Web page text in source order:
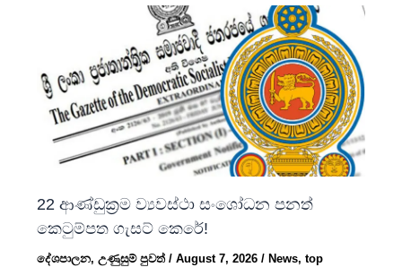
22 ආණ්ඩුක්‍රම ව්‍යවස්ථා සංශෝධන පනත්
කෙටුම්පත ගැසට් කෙරේ!
දේශපාලන,උණුසුම් පුවත්/August 7, 2026/News,top